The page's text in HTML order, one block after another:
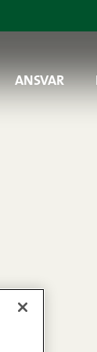
ANSVAR